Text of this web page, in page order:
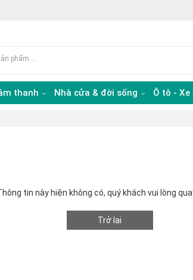
thanh Nhà cửa & đời sống Ô tô - Xe
tin này hiện không có, quý khách vui lòng
Trở lại